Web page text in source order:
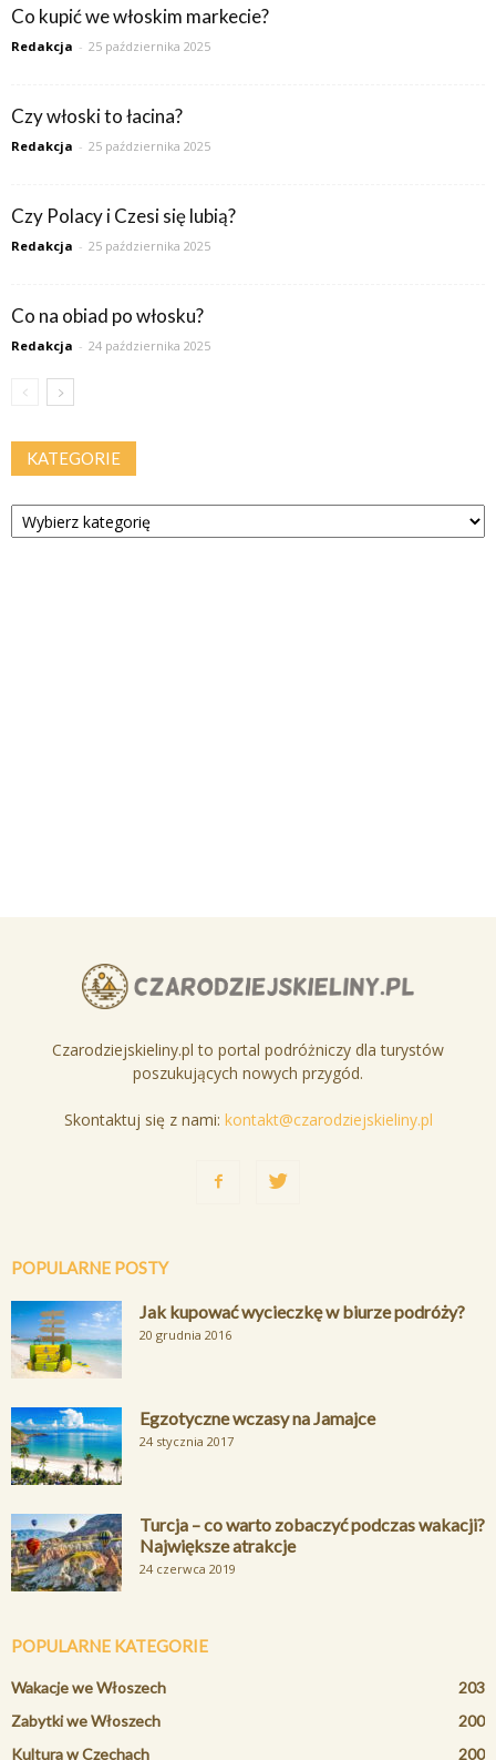
Co kupić we włoskim markecie?
Redakcja - 25 października 2025
Czy włoski to łacina?
Redakcja - 25 października 2025
Czy Polacy i Czesi się lubią?
Redakcja - 25 października 2025
Co na obiad po włosku?
Redakcja - 24 października 2025
KATEGORIE
Kategorie
Czarodziejskieliny.pl to portal podróżniczy dla turystów
poszukujących nowych przygód.
Skontaktuj się z nami: kontakt@czarodziejskieliny.pl
POPULARNE POSTY
Jak kupować wycieczkę w biurze podróży?
20 grudnia 2016
Egzotyczne wczasy na Jamajce
24 stycznia 2017
Turcja – co warto zobaczyć podczas wakacji?
Największe atrakcje
24 czerwca 2019
POPULARNE KATEGORIE
Wakacje we Włoszech
203
Zabytki we Włoszech
200
Kultura w Czechach
200